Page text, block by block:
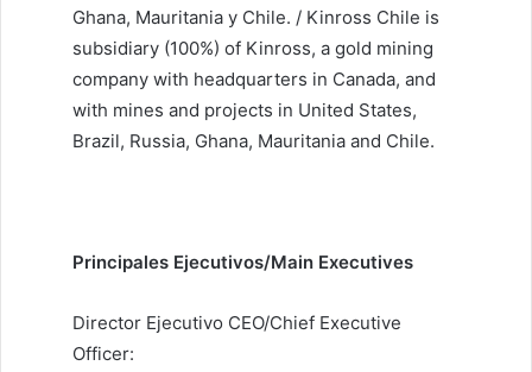
Ghana, Mauritania y Chile. / Kinross Chile is
subsidiary (100%) of Kinross, a gold mining
company with headquarters in Canada, and
with mines and projects in United States,
Brazil, Russia, Ghana, Mauritania and Chile.
Principales Ejecutivos/Main Executives
Director Ejecutivo CEO/Chief Executive
Officer: